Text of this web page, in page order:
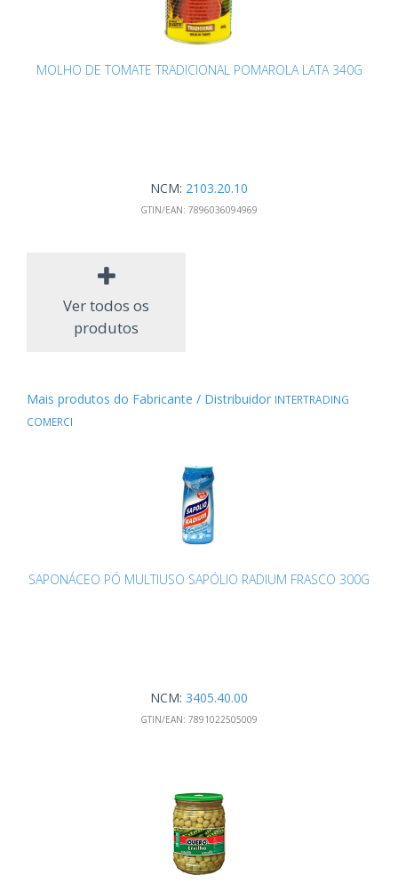
MOLHO DE TOMATE TRADICIONAL POMAROLA LATA 340G
NCM: 2103.20.10
GTIN/EAN: 7896036094969
Ver todos os
produtos
Mais produtos do Fabricante / Distribuidor INTERTRADING
COMERCI
SAPONÁCEO PÓ MULTIUSO SAPÓLIO RADIUM FRASCO 300G
NCM: 3405.40.00
GTIN/EAN: 7891022505009